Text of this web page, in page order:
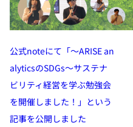
公式noteにて「～ARISE an
alyticsのSDGs～サステナ
ビリティ経営を学ぶ勉強会
を開催しました！」という
記事を公開しました